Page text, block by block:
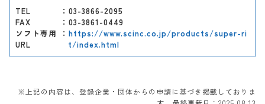
TEL
：03-3866-2095
FAX
：03-3861-0449
ソフト専用
URL
： https://www.scinc.co.jp/products/super-ri
t/index.html
※上記の内容は、登録企業・団体からの申請に基づき掲載しておりま